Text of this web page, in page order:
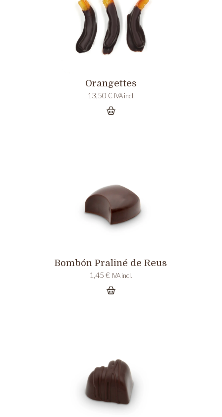
Orangettes
13,50 € IVA incl.
Bombón Praliné de Reus
1,45€ IVA incl.